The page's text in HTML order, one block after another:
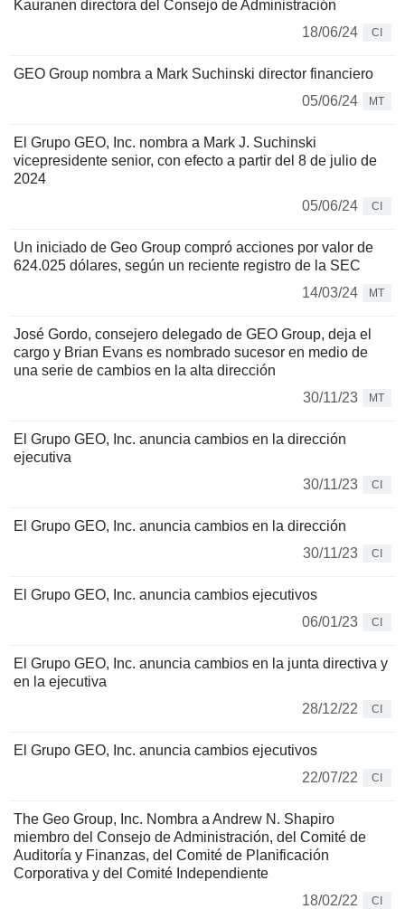
Kauranen directora del Consejo de Administración
18/06/24
CI
GEO Group nombra a Mark Suchinski director financiero
05/06/24
MT
El Grupo GEO, Inc. nombra a Mark J. Suchinski
vicepresidente senior, con efecto a partir del 8 de julio de
2024
05/06/24
CI
Un iniciado de Geo Group compró acciones por valor de
624.025 dólares, según un reciente registro de la SEC
14/03/24
MT
José Gordo, consejero delegado de GEO Group, deja el
cargo y Brian Evans es nombrado sucesor en medio de
una serie de cambios en la alta dirección
30/11/23
MT
El Grupo GEO, Inc. anuncia cambios en la dirección
ejecutiva
30/11/23
CI
El Grupo GEO, Inc. anuncia cambios en la dirección
30/11/23
CI
El Grupo GEO, Inc. anuncia cambios ejecutivos
06/01/23
CI
El Grupo GEO, Inc. anuncia cambios en la junta directiva y
en la ejecutiva
28/12/22
CI
El Grupo GEO, Inc. anuncia cambios ejecutivos
22/07/22
CI
The Geo Group, Inc. Nombra a Andrew N. Shapiro
miembro del Consejo de Administración, del Comité de
Auditoría y Finanzas, del Comité de Planificación
Corporativa y del Comité Independiente
18/02/22
CI